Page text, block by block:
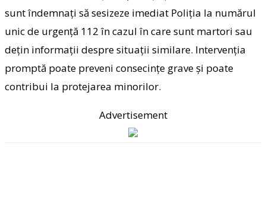
sunt îndemnați să sesizeze imediat Poliția la numărul
unic de urgență 112 în cazul în care sunt martori sau
dețin informații despre situații similare. Intervenția
promptă poate preveni consecințe grave și poate
contribui la protejarea minorilor.
Advertisement